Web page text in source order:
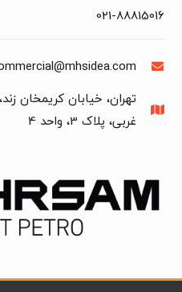
021-88815016
تهران، خیابان کریمخان
غربی، پلاک 3، واحد 4